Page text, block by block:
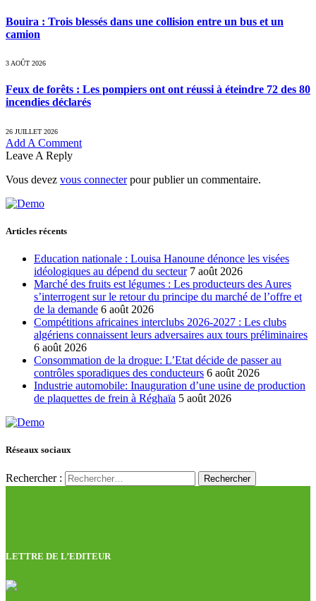
Bouira : Trois blessés dans une collision entre un bus et un
camion
3 AOÛT 2026
Feux de forêts : Les pompiers ont ont réussi à éteindre 72 des 80
incendies déclarés
26 JUILLET 2026
Add A Comment
Leave A Reply
Vous devez vous connecterpour publier un commentaire.
Articles récents
Education nationale : Louisa Hanoune dénonce les visées
idéologiques au dépend du secteur 7 août 2026
Marché des fruits est légumes : Les producteurs des Aures
s’interrogent sur le retour du principe du marché de l’offre et
de la demande 6 août 2026
Compétitions africaines interclubs 2026-2027 : Les clubs
algériens connaissent leurs adversaires aux tours préliminaires
6 août 2026
Consommation de la drogue: L’Etat décide de passer au
contrôles sporadiques des conducteurs 6 août 2026
Industrie automobile: Inauguration d’une usine de production
de plaquettes de frein à Réghaïa 5 août 2026
Réseaux sociaux
Rechercher :
LETTRE DE L’EDITEUR